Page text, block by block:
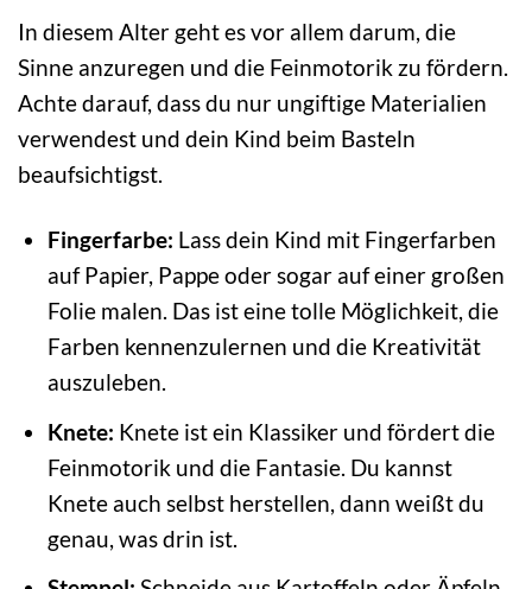
In diesem Alter geht es vor allem darum, die
Sinne anzuregen und die Feinmotorik zu fördern.
Achte darauf, dass du nur ungiftige Materialien
verwendest und dein Kind beim Basteln
beaufsichtigst.
Fingerfarbe: Lass dein Kind mit Fingerfarben
auf Papier, Pappe oder sogar auf einer großen
Folie malen. Das ist eine tolle Möglichkeit, die
Farben kennenzulernen und die Kreativität
auszuleben.
Knete: Knete ist ein Klassiker und fördert die
Feinmotorik und die Fantasie. Du kannst
Knete auch selbst herstellen, dann weißt du
genau, was drin ist.